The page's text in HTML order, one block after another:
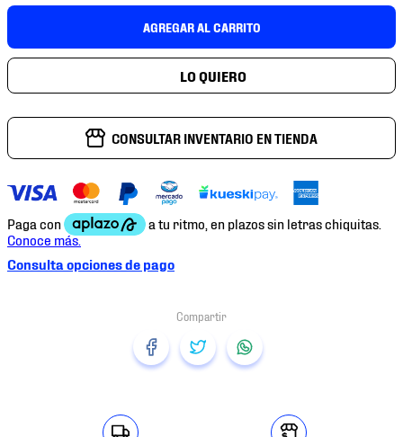
AGREGAR AL CARRITO
CONSULTAR INVENTARIO EN TIENDA
Consulta opciones de pago
7.
mochilas